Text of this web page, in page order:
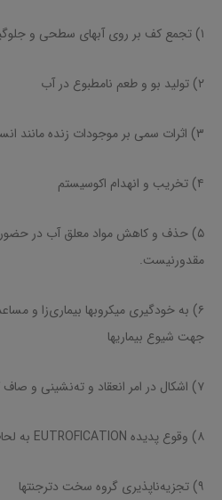
۱) تجمع کف بر روی آبهای سطحی و جلوگیری از عمل اکسیژن‌گیری آب
۲) تولید بو و طعم نامطبوع در آب
۳) اثرات سمی بر موجودات زنده مانند انسان، موجودات آبی و گیاهان
۴) تخریب و انهدام اکوسیستم
۵) حذف و کاهش مواد معلق آب در حضور
مقدورنیست.
۶) به خودگیری میکروبها بیماری‌زا و
جهت شیوع بیماریها
۷) اشکال در امر انعقاد و ته‌نشینی و صاف کردن آب
۸) وقوع پدیده EUTROFICATION به لحاظ مصرف فسفاتها
۹) تجزیه‌ناپذیری گروه سخت دترجنتها